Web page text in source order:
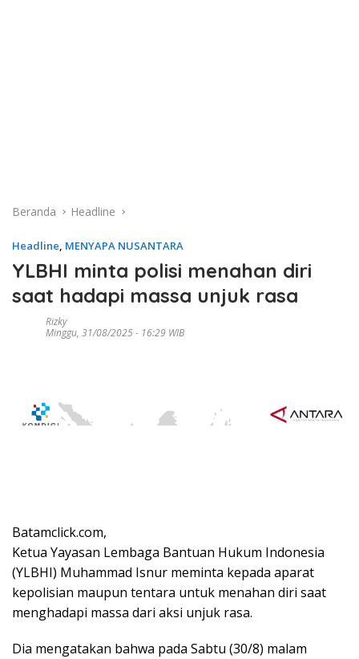
Beranda Headline
Headline, MENYAPA NUSANTARA
YLBHI minta polisi menahan diri
saat hadapi massa unjuk rasa
Rizky
Minggu, 31/08/2025 - 16:29 WIB
Batamclick.com,
Ketua Yayasan Lembaga Bantuan Hukum Indonesia
(YLBHI) Muhammad Isnur meminta kepada aparat
kepolisian maupun tentara untuk menahan diri saat
menghadapi massa dari aksi unjuk rasa.
Dia mengatakan bahwa pada Sabtu (30/8) malam